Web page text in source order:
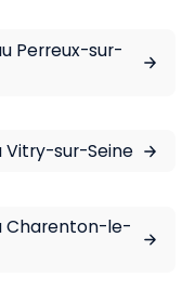
Perreux-sur-
Vitry-sur-Seine
Charenton-le-